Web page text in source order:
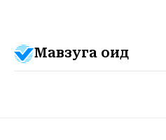
Мавзуга оид